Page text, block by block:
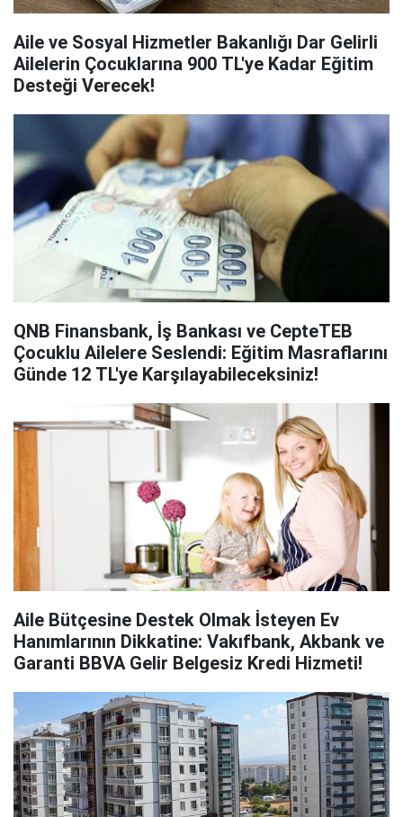
Aile ve Sosyal Hizmetler Bakanlığı Dar Gelirli
Ailelerin Çocuklarına 900 TL'ye Kadar Eğitim
Desteği Verecek!
QNB Finansbank, İş Bankası ve CepteTEB
Çocuklu Ailelere Seslendi: Eğitim Masraflarını
Günde 12 TL'ye Karşılayabileceksiniz!
Aile Bütçesine Destek Olmak İsteyen Ev
Hanımlarının Dikkatine: Vakıfbank, Akbank ve
Garanti BBVA Gelir Belgesiz Kredi Hizmeti!